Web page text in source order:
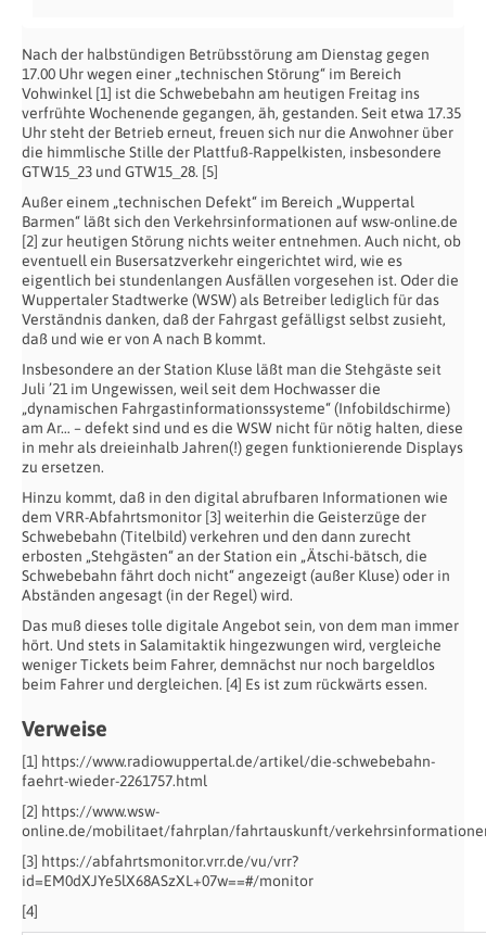
Nach der halbstündigen Betrübsstörung am Dienstag gegen
17.00 Uhr wegen einer „technischen Störung“ im Bereich
Vohwinkel [1] ist die Schwebebahn am heutigen Freitag ins
verfrühte Wochenende gegangen, äh, gestanden. Seit etwa 17.35
Uhr steht der Betrieb erneut, freuen sich nur die Anwohner über
die himmlische Stille der Plattfuß-Rappelkisten, insbesondere
GTW15_23 und GTW15_28. [5]
Außer einem „technischen Defekt“ im Bereich „Wuppertal
Barmen“ läßt sich den Verkehrsinformationen auf wsw-online.de
[2] zur heutigen Störung nichts weiter entnehmen. Auch nicht, ob
eventuell ein Busersatzverkehr eingerichtet wird, wie es
eigentlich bei stundenlangen Ausfällen vorgesehen ist. Oder die
Wuppertaler Stadtwerke (WSW) als Betreiber lediglich für das
Verständnis danken, daß der Fahrgast gefälligst selbst zusieht,
daß und wie er von A nach B kommt.
Insbesondere an der Station Kluse läßt man die Stehgäste seit
Juli ’21 im Ungewissen, weil seit dem Hochwasser die
„dynamischen Fahrgastinformationssysteme“ (Infobildschirme)
am Ar… – defekt sind und es die WSW nicht für nötig halten, diese
in mehr als dreieinhalb Jahren(!) gegen funktionierende Displays
zu ersetzen.
Hinzu kommt, daß in den digital abrufbaren Informationen wie
dem VRR-Abfahrtsmonitor [3] weiterhin die Geisterzüge der
Schwebebahn (Titelbild) verkehren und den dann zurecht
erbosten „Stehgästen“ an der Station ein „Ätschi-bätsch, die
Schwebebahn fährt doch nicht“ angezeigt (außer Kluse) oder in
Abständen angesagt (in der Regel) wird.
Das muß dieses tolle digitale Angebot sein, von dem man immer
hört. Und stets in Salamitaktik hingezwungen wird, vergleiche
weniger Tickets beim Fahrer, demnächst nur noch bargeldlos
beim Fahrer und dergleichen. [4] Es ist zum rückwärts essen.
Verweise
[1] https://www.radiowuppertal.de/artikel/die-schwebebahn-
faehrt-wieder-2261757.html
[2] https://www.wsw-
online.de/mobilitaet/fahrplan/fahrtauskunft/
[3] https://abfahrtsmonitor.vrr.de/vu/vrr?
id=EM0dXJYe5lX68ASzXL+07w==#/monitor
[4]